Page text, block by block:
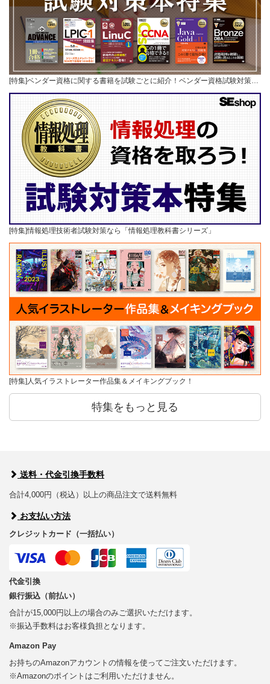
[特集]ベンダー資格に関する書籍を試験ごとに紹介！ベンダー資格試験対策…
[特集]情報処理技術者試験対策なら「情報処理教科書シリーズ」
[特集]人気イラストレーター作品集＆メイキングブック！
特集をもっと見る
送料・代金引換手数料
合計4,000円（税込）以上の商品注文で送料無料
お支払い方法
クレジットカード（一括払い）
代金引換
銀行振込（前払い）
合計が15,000円以上の場合のみご選択いただけます。
※振込手数料はお客様負担となります。
Amazon Pay
お持ちのAmazonアカウントの情報を使ってご注文いただけます。
※Amazonのポイントはご利用いただけません。